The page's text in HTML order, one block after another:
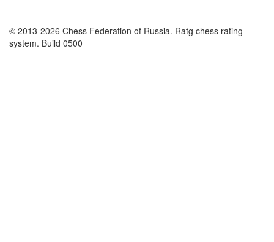
© 2013-2026 Chess Federation of Russia. Ratg chess rating
system. Build 0500